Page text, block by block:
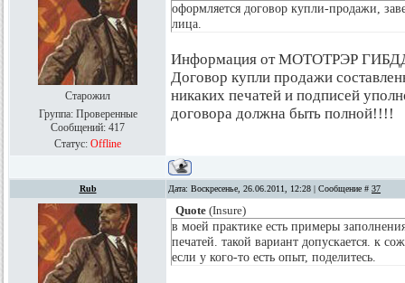
Старожил
Группа: Проверенные
Сообщений: 417
Статус: Offline
оформляется договор купли-продажи,
лица.
Информация от МОТОТРЭР
Договор купли продажи
никаких печатей и подписей
договора должна быть полной!!!!
Rub Дата: Воскресенье, 26.06.2011, 12:28 | Сообщение # 37
Quote (Insure)
в моей практике есть примеры
печатей. такой вариант допускается. к
если у кого-то есть опыт, поделитесь.